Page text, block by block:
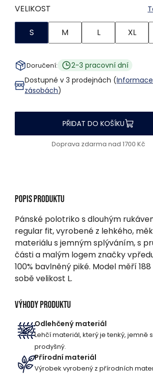
VELIKOST
S M L XL
Doručení:
2-3 pracovní dní
Dostupné v 3 prodejnách (
zásobách)
PŘIDAT DO KOŠÍKU
Doprava zdarma nad 1700 Kč
Popis produktu
Pánské polotriko s dlouhým
regular fit, vyrobené z lehkého,
materiálu s jemným splýváním, s
části a malým logem značky
100% bavlněný piké. Model měří
sobě velikost L.
Výhody produktu
Odlehčený materiál
Lehčí materiál, který je tenký, jemně
prodyšný.
Přírodní materiál
Výrobek vyrobený z přírodních